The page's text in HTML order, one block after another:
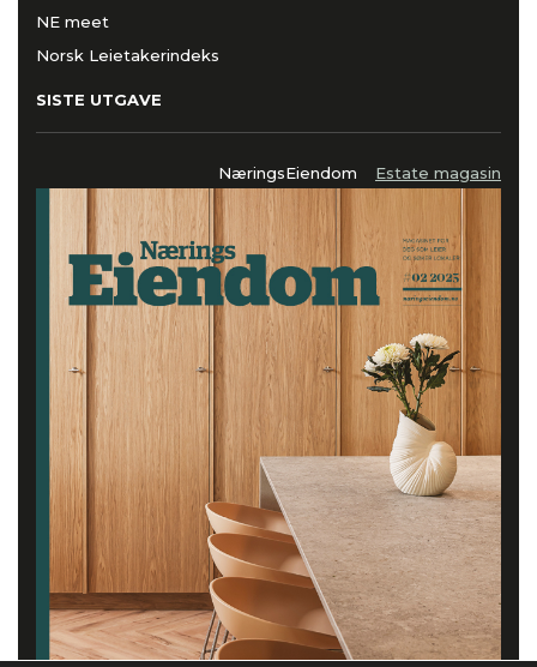
NE meet
Norsk Leietakerindeks
SISTE UTGAVE
NæringsEiendom Estate magasin